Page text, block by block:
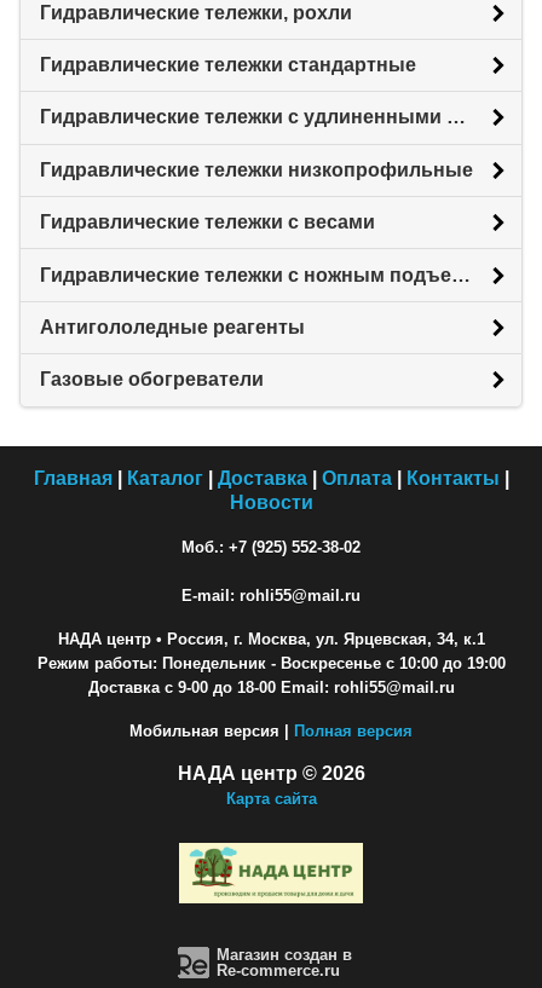
Гидравлические тележки, рохли
Гидравлические тележки стандартные
Гидравлические тележки с удлиненными вилами
Гидравлические тележки низкопрофильные
Гидравлические тележки с весами
Гидравлические тележки с ножным подъемом
Антигололедные реагенты
Газовые обогреватели
Главная| Каталог| Доставка| Оплата| Контакты
Новости
Моб.: +7 (925) 552-38-02
E-mail: rohli55@mail.ru
НАДА центр• Россия, г. Москва, ул. Ярцевская, 34, к.1
Режим работы: Понедельник - Воскресенье с 10:00 до 19:00
Доставка с 9-00 до 18-00 Email: rohli55@mail.ru
Мобильная версия | Полная версия
НАДА центр © 2026
Карта сайта
Магазин создан в
Re-commerce.ru